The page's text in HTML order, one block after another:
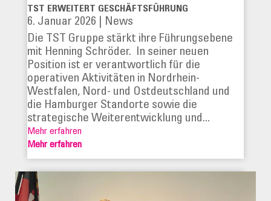
TST ERWEITERT GESCHÄFTSFÜHRUNG
6. Januar 2026
News
Die TST Gruppe stärkt ihre Führungsebene
mit Henning Schröder. In seiner neuen
Position ist er verantwortlich für die
operativen Aktivitäten in Nordrhein-
Westfalen, Nord- und Ostdeutschland und
die Hamburger Standorte sowie die
strategische Weiterentwicklung und...
Mehr erfahren
Mehr erfahren